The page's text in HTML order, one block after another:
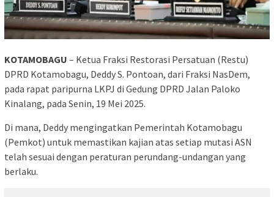
KOTAMOBAGU – Ketua Fraksi Restorasi Persatuan (Restu)
DPRD Kotamobagu, Deddy S. Pontoan, dari Fraksi NasDem,
pada rapat paripurna LKPJ di Gedung DPRD Jalan Paloko
Kinalang, pada Senin, 19 Mei 2025.
Di mana, Deddy mengingatkan Pemerintah Kotamobagu
(Pemkot) untuk memastikan kajian atas setiap mutasi ASN
telah sesuai dengan peraturan perundang-undangan yang
berlaku.